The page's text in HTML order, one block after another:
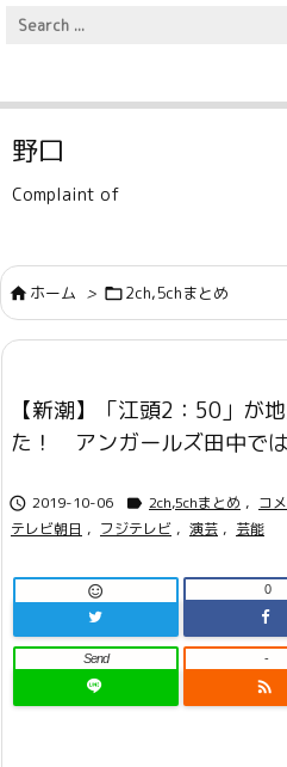
野口
Complaint of
ホーム > 2ch,5chまとめ
【新潮】「江頭2：50」が
た！ アンガールズ田中で
 2019-10-06  2ch,5chまとめ , コ
テレビ朝日 , フジテレビ , 演芸 , 芸能
 0
Send

-